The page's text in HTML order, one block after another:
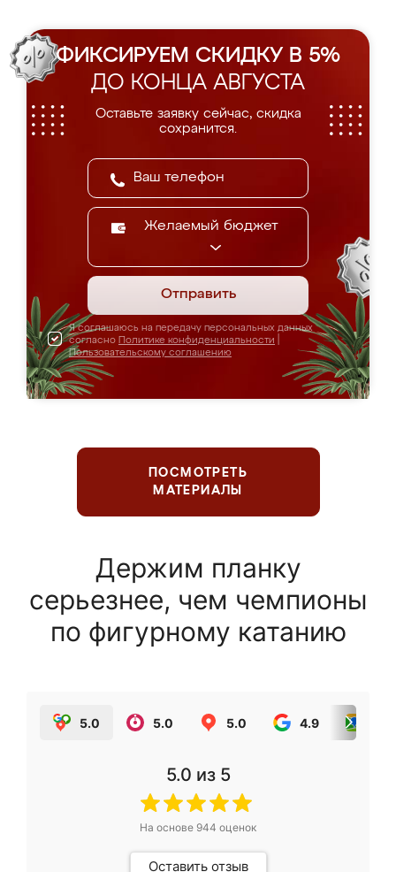
ФИКСИРУЕМ СКИДКУ В 5%
ДО КОНЦА АВГУСТА
Оставьте заявку сейчас, скидка
сохранится.
Желаемый бюджет
Отправить
Я соглашаюсь на передачу персональных данных
согласно Политике конфиденциальности
Пользовательскому соглашению
ПОСМОТРЕТЬ
МАТЕРИАЛЫ
Держим планку
серьезнее, чем чемпионы
по фигурному катанию
5.0 5.0 5.0 4.9
5.0 из 5
На основе 944 оценок
Оставить отзыв